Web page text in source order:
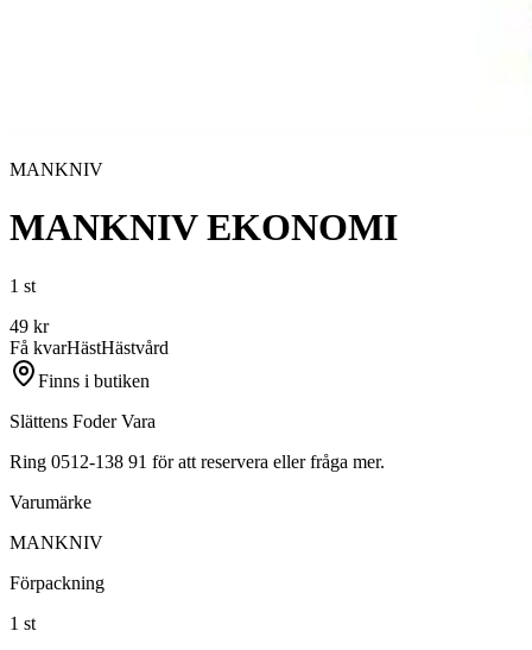
MANKNIV
MANKNIV EKONOMI
1 st
49 kr
Få kvarHästHästvård
Finns i butiken
Slättens Foder Vara
Ring 0512-138 91 för att reservera eller fråga mer.
Varumärke
MANKNIV
Förpackning
1 st